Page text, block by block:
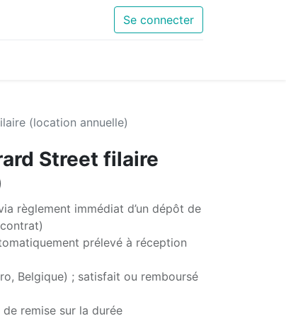
Se connecter
(location annuelle)
Street filaire
règlement immédiat d’un dépôt de
prélevé à réception
Belgique) ; satisfait ou remboursé
remise sur la durée